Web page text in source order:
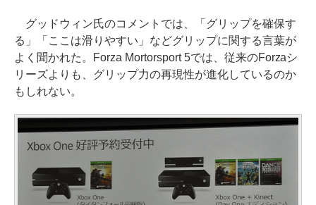
グッドウィン氏のコメントでは、「グリップを確保す
る」「ここは滑りやすい」などグリップに関する言葉が
よく聞かれた。Forza Mortorsport 5では、従来のForzaシ
リーズよりも、グリップ力の再現性が進化しているのか
もしれない。